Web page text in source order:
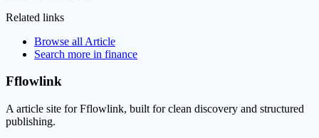
Related links
Browse all Article
Search more in finance
Fflowlink
A article site for Fflowlink, built for clean discovery and structured
publishing.